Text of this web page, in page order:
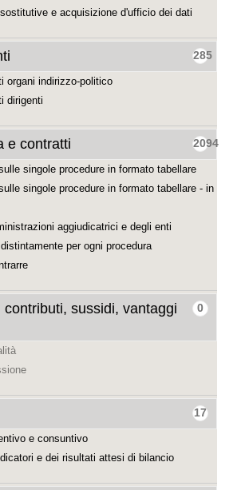
e acquisizione d'ufficio dei dati
285
organi indirizzo-politico
dirigenti
2094
e contratti
singole procedure in formato tabellare
singole procedure in formato tabellare - in
aggiudicatrici e degli enti
per ogni procedura
0
contributi, sussidi, vantaggi
17
e consuntivo
e dei risultati attesi di bilancio